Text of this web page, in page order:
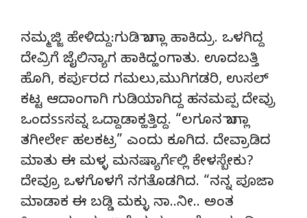
ನಮ್ಮಜ್ಜಿ ಹೇಳಿದ್ದು:ಗುಡಿ ಬಾಗ್ಲಾ ಹಾಕಿದ್ರು. ಒಳಗಿದ್ದ
ದೇವ್ರಿಗೆ ಜೈಲಿನ್ಯಾಗ ಹಾಕಿದ್ಹಂಗಾತು. ಊದಬತ್ತಿ
ಹೊಗಿ, ಕರ್ಪುರದ ಗಮಲು,ಮುಗಿಗಡರಿ, ಉಸಲ್‌
ಕಟ್ಟ ಆದಾಂಗಾಗಿ ಗುಡಿಯಾಗಿದ್ದ ಹನಮಪ್ಪ ದೇವ್ರು
ಒಂದssಸವ್ನ ಒದ್ದಾಡಾಕ್ಹತ್ತಿದ್ದ. “ಲಗೂನ ಬಾಗ್ಲಾ
ತಗೀರ್ಲೇ ಹಲಕಟ್ರ” ಎಂದು ಕೂಗಿದ. ದೇವ್ರಾಡಿದ
ಮಾತು ಈ ಮಳ್ಳ ಮನಷ್ಯಾರ್ಗೆಲ್ಲಿ ಕೇಳಸ್ಬೇಕು?
ದೇವ್ರೂ ಒಳಗೊಳಗೆ ನಗತೊಡಗಿದ. “ನನ್ನ ಪೂಜಾ
ಮಾಡಾಕ ಈ ಬಡ್ಡಿ ಮಕ್ಳು ನಾ..ನೀ.. ಅಂತ